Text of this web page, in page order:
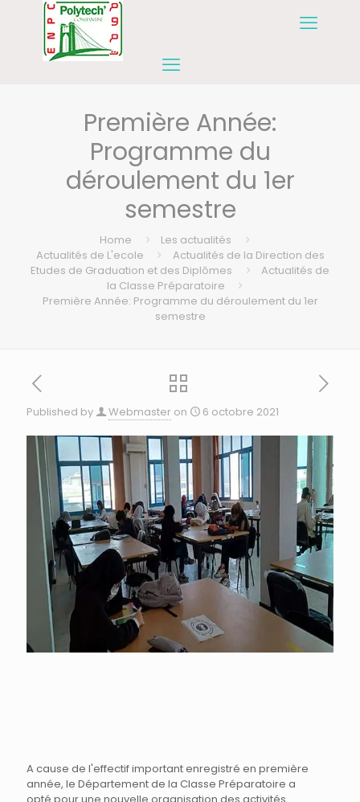
Première Année:
Programme du
déroulement du 1er
semestre
Home
Les actualités
Actualités de L'ecole
Actualités de la Direction des
Etudes de Graduation et des Diplômes
Actualités de
la Classe Préparatoire
Première Année: Programme du déroulement du 1er
semestre
Published by Webmaster on 6 octobre 2021
A cause de l'effectif important enregistré en première
année, le Département de la Classe Préparatoire a